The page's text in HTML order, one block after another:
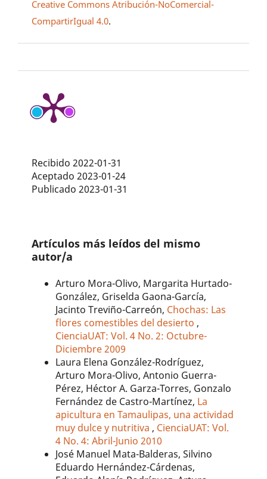
Creative Commons Atribución-NoComercial-
CompartirIgual 4.0.
Recibido 2022-01-31
Aceptado 2023-01-24
Publicado 2023-01-31
Artículos más leídos del mismo
autor/a
Arturo Mora-Olivo, Margarita Hurtado-
González, Griselda Gaona-García,
Jacinto Treviño-Carreón, Chochas: Las
flores comestibles del desierto ,
CienciaUAT: Vol. 4 No. 2: Octubre-
Diciembre 2009
Laura Elena González-Rodríguez,
Arturo Mora-Olivo, Antonio Guerra-
Pérez, Héctor A. Garza-Torres, Gonzalo
Fernández de Castro-Martínez, La
apicultura en Tamaulipas, una actividad
muy dulce y nutritiva , CienciaUAT: Vol.
4 No. 4: Abril-Junio 2010
José Manuel Mata-Balderas, Silvino
Eduardo Hernández-Cárdenas,